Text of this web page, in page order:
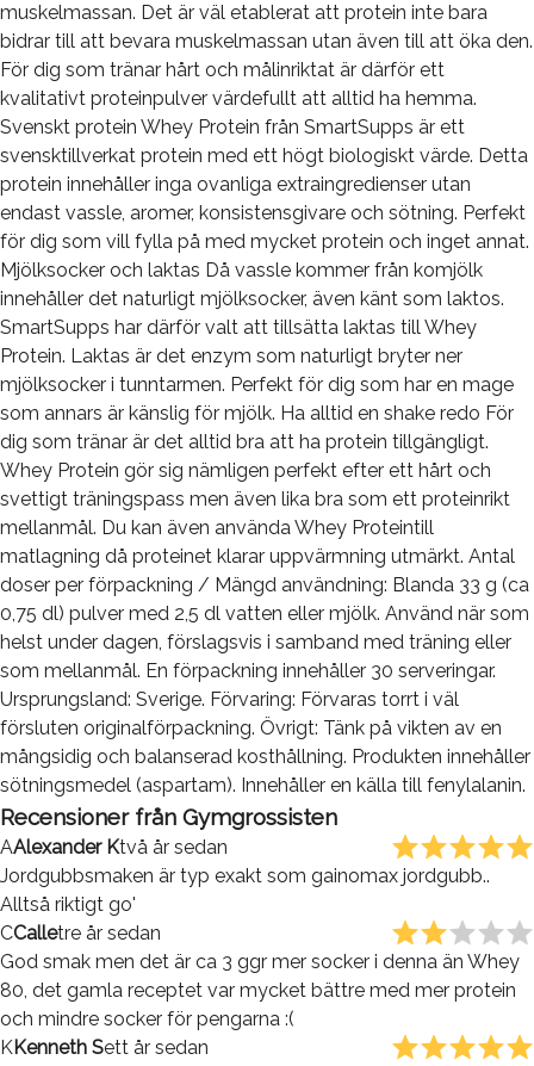
muskelmassan. Det är väl etablerat att protein inte bara
bidrar till att bevara muskelmassan utan även till att öka den.
För dig som tränar hårt och målinriktat är därför ett
kvalitativt proteinpulver värdefullt att alltid ha hemma.
Svenskt protein Whey Protein från SmartSupps är ett
svensktillverkat protein med ett högt biologiskt värde. Detta
protein innehåller inga ovanliga extraingredienser utan
endast vassle, aromer, konsistensgivare och sötning. Perfekt
för dig som vill fylla på med mycket protein och inget annat.
Mjölksocker och laktas Då vassle kommer från komjölk
innehåller det naturligt mjölksocker, även känt som laktos.
SmartSupps har därför valt att tillsätta laktas till Whey
Protein. Laktas är det enzym som naturligt bryter ner
mjölksocker i tunntarmen. Perfekt för dig som har en mage
som annars är känslig för mjölk. Ha alltid en shake redo För
dig som tränar är det alltid bra att ha protein tillgängligt.
Whey Protein gör sig nämligen perfekt efter ett hårt och
svettigt träningspass men även lika bra som ett proteinrikt
mellanmål. Du kan även använda Whey Proteintill
matlagning då proteinet klarar uppvärmning utmärkt. Antal
doser per förpackning / Mängd användning: Blanda 33 g (ca
0,75 dl) pulver med 2,5 dl vatten eller mjölk. Använd när som
helst under dagen, förslagsvis i samband med träning eller
som mellanmål. En förpackning innehåller 30 serveringar.
Ursprungsland: Sverige. Förvaring: Förvaras torrt i väl
försluten originalförpackning. Övrigt: Tänk på vikten av en
mångsidig och balanserad kosthållning. Produkten innehåller
sötningsmedel (aspartam). Innehåller en källa till fenylalanin.
Recensioner från Gymgrossisten
AAlexander Ktvå år sedan
Jordgubbsmaken är typ exakt som gainomax jordgubb..
Alltså riktigt go'
CCalletre år sedan
God smak men det är ca 3 ggr mer socker i denna än Whey
80, det gamla receptet var mycket bättre med mer protein
och mindre socker för pengarna :(
KKenneth Sett år sedan